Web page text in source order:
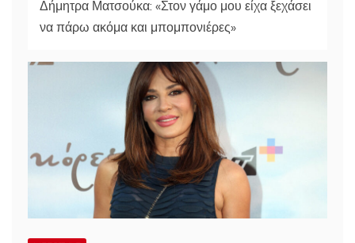
Δήμητρα Ματσούκα: «Στον γάμο μου είχα ξεχάσει
να πάρω ακόμα και μπομπονιέρες»